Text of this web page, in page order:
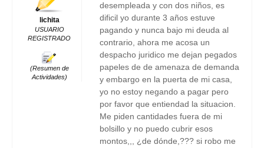
lichita
USUARIO
REGISTRADO
(Resumen de
Actividades)
desempleada y con dos niños, es
dificil yo durante 3 años estuve
pagando y nunca bajo mi deuda al
contrario, ahora me acosa un
despacho juridico me dejan pegados
papeles de de amenaza de demanda
y embargo en la puerta de mi casa,
yo no estoy negando a pagar pero
por favor que entiendad la situacion.
Me piden cantidades fuera de mi
bolsillo y no puedo cubrir esos
montos,,, ¿de dónde,??? si robo me